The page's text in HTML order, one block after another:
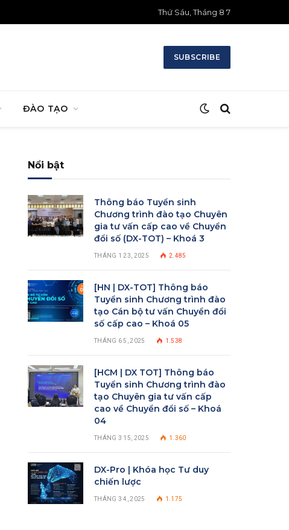
Thứ Sáu, Tháng 8 7
SUBSCRIBE
ĐÀO TẠO
Nổi bật
Thông báo Tuyển sinh
Chương trình đào tạo Chuyên
gia tư vấn cấp cao về Chuyển
đổi số (DX-TOT) – Khoá 3
THÁNG 1 23, 2025 2.485
[HN | DX-TOT] Thông báo
Tuyển sinh Chương trình đào
tạo Cán bộ tư vấn Chuyển đổi
số cấp cao – Khoá 05
THÁNG 6 5, 2025 1.538
[HCM | DX TOT] Thông báo
Tuyển sinh Chương trình đào
tạo Chuyên gia tư vấn cấp
cao về Chuyển đổi số – Khoá
04
THÁNG 3 15, 2025 1.360
DX-Pro | Khóa học Tư duy
chiến lược
THÁNG 3 4, 2025 1.175